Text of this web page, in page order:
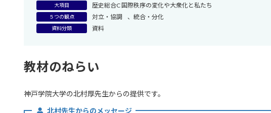
大項目 歴史総合C 国際秩序の変化や大衆化と私たち
５つの観点 対立・協調 、 統合・分化
資料分類 資料
教材のねらい
神戸学院大学の北村厚先生からの提供です。
北村先生からのメッセージ